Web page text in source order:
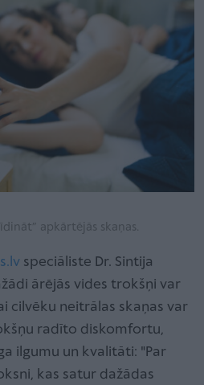
apkārtējās skaņas.
speciāliste Dr. Sintija
ārējās vides trokšņi var
cilvēku neitrālas skaņas var
radīto diskomfortu,
ilgumu un kvalitāti: "Par
kas satur dažādas